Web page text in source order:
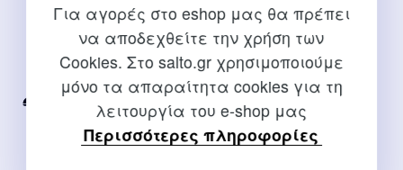
Για αγορές στο eshop μας θα πρέπει
να αποδεχθείτε την χρήση των
Cookies. Στο salto.gr χρησιμοποιούμε
μόνο τα απαραίτητα cookies για τη
λειτουργία του e-shop μας
Περισσότερες πληροφορίες
ΕΠΙΚΟΙΝΩΝΊΑ
Για διευκρινίσεις και υποστήριξη παραγγελιών μέσω του
2310 267108
info@salto.gr